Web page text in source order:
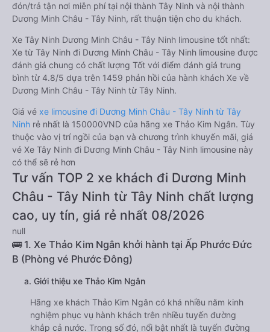
đón/trả tận nơi miễn phí tại nội thành Tây Ninh và nội thành
Dương Minh Châu - Tây Ninh, rất thuận tiện cho du khách.
Xe Tây Ninh Dương Minh Châu - Tây Ninh limousine tốt nhất:
Xe từ Tây Ninh đi Dương Minh Châu - Tây Ninh limousine được
đánh giá chung có chất lượng Tốt với điểm đánh giá trung
bình từ 4.8/5 dựa trên 1459 phản hồi của hành khách Xe về
Dương Minh Châu - Tây Ninh từ Tây Ninh.
Giá vé xe limousine đi Dương Minh Châu - Tây Ninh từ Tây
Ninh rẻ nhất là 150000VND của hãng xe Thảo Kim Ngân. Tùy
thuộc vào vị trí ngồi của bạn và chương trình khuyến mãi, giá
vé Xe Tây Ninh đi Dương Minh Châu - Tây Ninh limousine này
có thể sẽ rẻ hơn
Tư vấn TOP 2 xe khách đi Dương Minh
Châu - Tây Ninh từ Tây Ninh chất lượng
cao, uy tín, giá rẻ nhất 08/2026
null
🚌 1. Xe Thảo Kim Ngân khởi hành tại Ấp Phước Đức
B (Phòng vé Phước Đông)
a. Giới thiệu xe Thảo Kim Ngân
Hãng xe khách Thảo Kim Ngân có khá nhiều năm kinh
nghiệm phục vụ hành khách trên nhiều tuyến đường
khắp cả nước. Trong số đó, nổi bật nhất là tuyến đường